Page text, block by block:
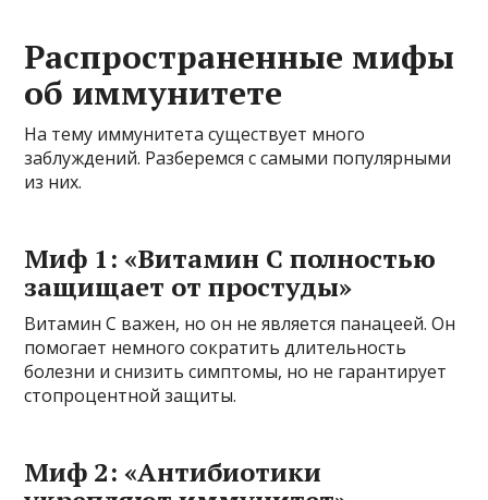
Распространенные мифы
об иммунитете
На тему иммунитета существует много
заблуждений. Разберемся с самыми популярными
из них.
Миф 1: «Витамин C полностью
защищает от простуды»
Витамин C важен, но он не является панацеей. Он
помогает немного сократить длительность
болезни и снизить симптомы, но не гарантирует
стопроцентной защиты.
Миф 2: «Антибиотики